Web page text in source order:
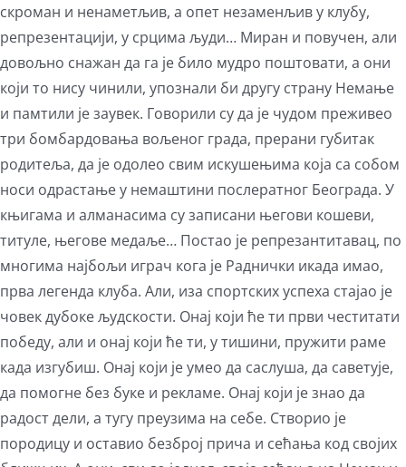
скроман и ненаметљив, а опет незаменљив у клубу,
репрезентацији, у срцима људи… Миран и повучен, али
довољно снажан да га је било мудро поштовати, а они
који то нису чинили, упознали би другу страну Немање
и памтили је заувек. Говорили су да је чудом преживео
три бомбардовања вољеног града, прерани губитак
родитеља, да је одолео свим искушењима која са собом
носи одрастање у немаштини послератног Београда. У
књигама и алманасима су записани његови кошеви,
титуле, његове медаље… Постао је репрезантитавац, по
многима најбољи играч кога је Раднички икада имао,
прва легенда клуба. Али, иза спортских успеха стајао је
човек дубоке људскости. Онај који ће ти први честитати
победу, али и онај који ће ти, у тишини, пружити раме
када изгубиш. Онај који је умео да саслуша, да саветује,
да помогне без буке и рекламе. Онај који је знао да
радост дели, а тугу преузима на себе. Створио је
породицу и оставио безброј прича и сећања код својих